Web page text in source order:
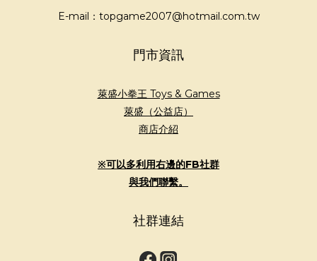
E-mail：topgame2007@hotmail.com.tw
門市資訊
萊盛小拳王 Toys & Games
萊盛（公益店）
商店介紹
※可以多利用右邊的FB社群
與我們聯繫。
社群連結